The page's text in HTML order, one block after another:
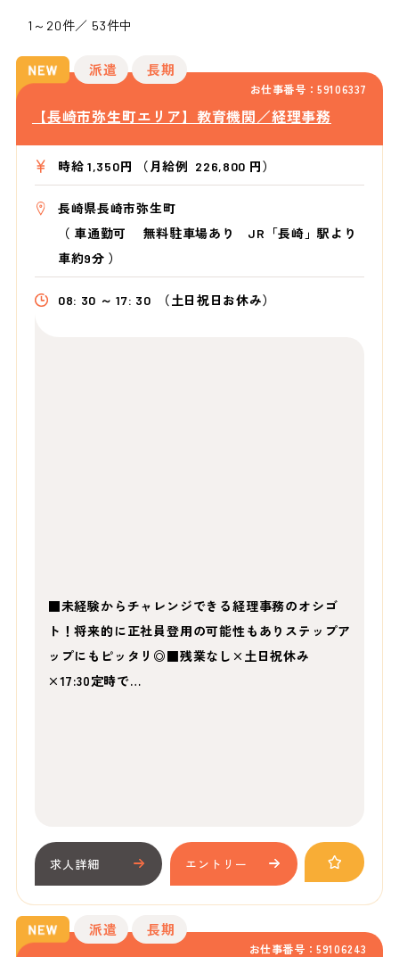
1～20件／ 53件中
お仕事番号：59106337
派遣 長期
【長崎市弥生町エリア】教育機関／経理事務
時給 1,350円 （月給例 226,800 円）
長崎県長崎市弥生町
（ 車通勤可 無料駐車場あり JR「長崎」駅より
車約9分 ）
08: 30 ～ 17: 30 （土日祝日お休み）
■未経験からチャレンジできる経理事務のオシゴ
ト！将来的に正社員登用の可能性もありステップア
ップにもピッタリ◎■残業なし×土日祝休み
×17:30定時で…
求人詳細 エントリー
お仕事番号：59106243
派遣 長期